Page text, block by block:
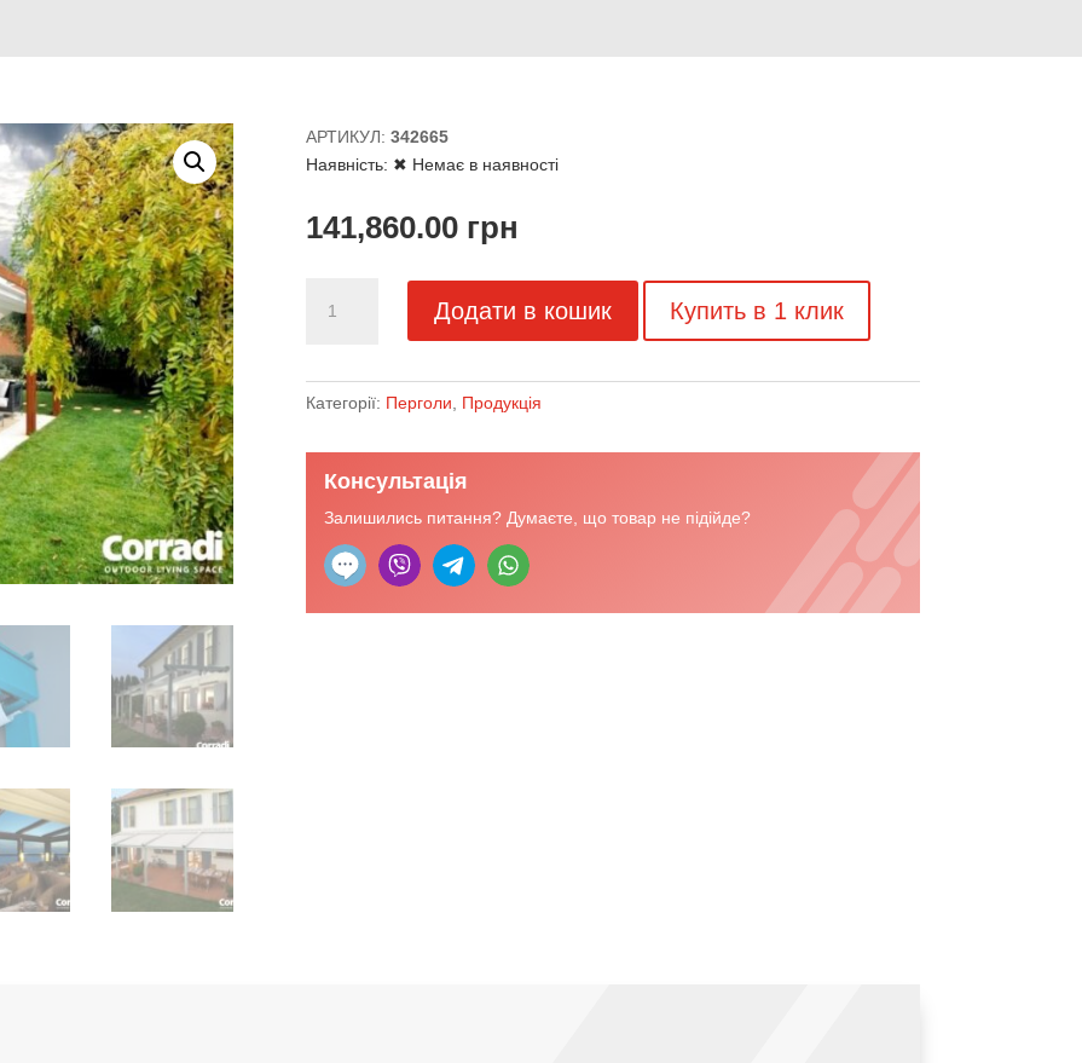
АРТИКУЛ: 342665
Наявність: ✖ Немає в наявності
141,860.00грн
пергола
кількість
Додати в кошик Купить в 1 клик
Категорії: Перголи Продукція
Консультація
Залишились питання? Думаєте, що товар не підійде?